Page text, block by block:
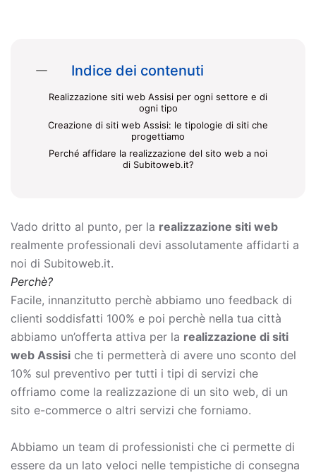
Indice dei contenuti
Realizzazione siti web Assisi per ogni settore e di
ogni tipo
Creazione di siti web Assisi: le tipologie di siti che
progettiamo
Perché affidare la realizzazione del sito web a noi
di Subitoweb.it?
Vado dritto al punto, per la realizzazione siti web
realmente professionali devi assolutamente affidarti a
noi di Subitoweb.it.
Perchè?
Facile, innanzitutto perchè abbiamo uno feedback di
clienti soddisfatti 100% e poi perchè nella tua città
abbiamo un’offerta attiva per la realizzazione di siti
web Assisi che ti permetterà di avere uno sconto del
10% sul preventivo per tutti i tipi di servizi che
offriamo come la realizzazione di un sito web, di un
sito e-commerce o altri servizi che forniamo.
Abbiamo un team di professionisti che ci permette di
essere da un lato veloci nelle tempistiche di consegna